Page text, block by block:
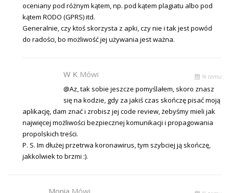
oceniany pod różnym kątem, np. pod kątem plagiatu albo pod
kątem RODO (GPRS) itd.
Generalnie, czy ktoś skorzysta z apki, czy nie i tak jest powód
do radości, bo możliwość jej używania jest ważna.
W K Mówi % temu
@Az, tak sobie jeszcze pomyślałem, skoro znasz
się na kodzie, gdy za jakiś czas skończę pisać moją
aplikację, dam znać i zrobisz jej code review, żebyśmy mieli jak
najwięcej możliwości bezpiecznej komunikacji i propagowania
propolskich treści.
P. S. Im dłużej przetrwa koronawirus, tym szybciej ją skończę,
jakkolwiek to brzmi :).
Monia Mówi